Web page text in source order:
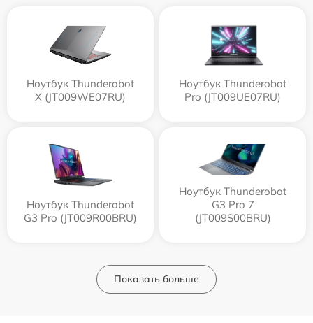
Ноутбук Thunderobot
X (JT009WE07RU)
Ноутбук Thunderobot
Pro (JT009UE07RU)
Ноутбук Thunderobot
G3 Pro (JT009R00BRU)
Ноутбук Thunderobot
G3 Pro 7
(JT009S00BRU)
Показать больше